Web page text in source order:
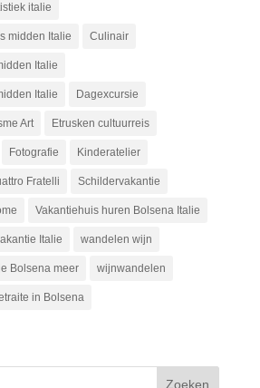
italie
midden Italie Culinair
Italie
Italie Dagexcursie
Art Etrusken cultuurreis
Fotografie Kinderatelier
Fratelli Schildervakantie
Vakantiehuis huren Bolsena Italie
Italie wandelen wijn
Bolsena meer wijnwandelen
in Bolsena